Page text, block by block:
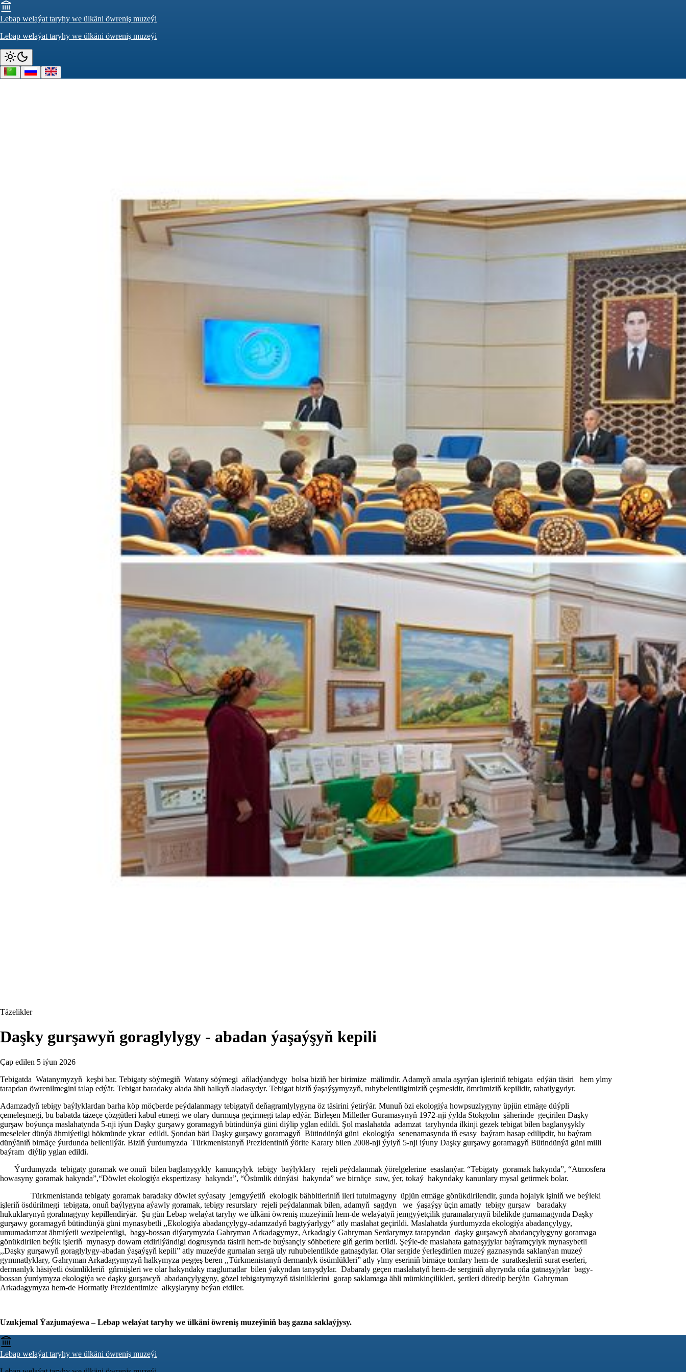
Lebap welaýat taryhy we ülkäni öwreniş muzeýi
Lebap welaýat taryhy we ülkäni öwreniş muzeýi
Täzelikler
Daşky gurşawyň goraglylygy - abadan ýaşaýşyň kepili
Çap edilen 5 iýun 2026
Tebigatda Watanymyzyň keşbi bar. Tebigaty söýmegiň Watany söýmegi aňladýandygy bolsa biziň her birimize mälimdir. Adamyň amala aşyrýan işleriniň tebigata edýän täsiri hem ylmy
tarapdan öwrenilmegini talap edýär. Tebigat baradaky alada ähli halkyň aladasydyr. Tebigat biziň ýaşaýşymyzyň, ruhybelentligimiziň çeşmesidir, ömrümiziň kepilidir, rahatlygydyr.
Adamzadyň tebigy baýlyklardan barha köp möçberde peýdalanmagy tebigatyň deňagramlylygyna öz täsirini ýetirýär. Munuň özi ekologiýa howpsuzlygyny üpjün etmäge düýpli
çemeleşmegi, bu babatda täzeçe çözgütleri kabul etmegi we olary durmuşa geçirmegi talap edýär. Birleşen Milletler Guramasynyň 1972-nji ýylda Stokgolm şäherinde geçirilen Daşky
gurşaw boýunça maslahatynda 5-nji iýun Daşky gurşawy goramagyň bütindünýä güni diýlip yglan edildi. Şol maslahatda adamzat taryhynda ilkinji gezek tebigat bilen baglanyşykly
meseleler dünýä ähmiýetligi hökmünde ykrar edildi. Şondan bäri Daşky gurşawy goramagyň Bütindünýä güni ekologiýa senenamasynda iň esasy baýram hasap edilipdir, bu baýram
dünýäniň birnäçe ýurdunda bellenilýär. Biziň ýurdumyzda Türkmenistanyň Prezidentiniň ýörite Karary bilen 2008-nji ýylyň 5-nji iýuny Daşky gurşawy goramagyň Bütindünýä güni milli
baýram diýlip yglan edildi.
Ýurdumyzda tebigaty goramak we onuň bilen baglanyşykly kanunçylyk tebigy baýlyklary rejeli peýdalanmak ýörelgelerine esaslanýar. “Tebigaty goramak hakynda”, “Atmosfera
howasyny goramak hakynda”,“Döwlet ekologiýa ekspertizasy hakynda”, “Ösümlik dünýäsi hakynda” we birnäçe suw, ýer, tokaý hakyndaky kanunlary mysal getirmek bolar.
Türkmenistanda tebigaty goramak baradaky döwlet syýasaty jemgyýetiň ekologik bähbitleriniň ileri tutulmagyny üpjün etmäge gönükdirilendir, şunda hojalyk işiniň we beýleki
işleriň ösdürilmegi tebigata, onuň baýlygyna aýawly goramak, tebigy resurslary rejeli peýdalanmak bilen, adamyň sagdyn we ýaşaýşy üçin amatly tebigy gurşaw baradaky
hukuklarynyň goralmagyny kepillendirýär. Şu gün Lebap welaýat taryhy we ülkäni öwreniş muzeýiniň hem-de welaýatyň jemgyýetçilik guramalarynyň bilelikde gurnamagynda Daşky
gurşawy goramagyň bütindünýä güni mynasybetli ,,Ekologiýa abadançylygy-adamzadyň bagtyýarlygy” atly maslahat geçirildi. Maslahatda ýurdumyzda ekologiýa abadançylygy,
umumadamzat ähmiýetli wezipelerdigi, bagy-bossan diýarymyzda Gahryman Arkadagymyz, Arkadagly Gahryman Serdarymyz tarapyndan daşky gurşawyň abadançylygyny goramaga
gönükdirilen beýik işleriň mynasyp dowam etdirilýändigi dogrusynda täsirli hem-de buýsançly söhbetlere giň gerim berildi. Şeýle-de maslahata gatnaşyjylar baýramçylyk mynasybetli
,,Daşky gurşawyň goraglylygy-abadan ýaşaýşyň kepili” atly muzeýde gurnalan sergä uly ruhubelentlikde gatnaşdylar. Olar sergide ýerleşdirilen muzeý gaznasynda saklanýan muzeý
gymmatlyklary, Gahryman Arkadagymyzyň halkymyza peşgeş beren ,,Türkmenistanyň dermanlyk ösümlükleri” atly ylmy eseriniň birnäçe tomlary hem-de suratkeşleriň surat eserleri,
dermanlyk häsiýetli ösümlikleriň gňrnüşleri we olar hakyndaky maglumatlar bilen ýakyndan tanyşdylar. Dabaraly geçen maslahatyň hem-de serginiň ahyrynda oňa gatnaşyjylar bagy-
bossan ýurdymyza ekologiýa we daşky gurşawyň abadançylygyny, gözel tebigatymyzyň täsinliklerini gorap saklamaga ähli mümkinçilikleri, şertleri döredip berýän Gahryman
Arkadagymyza hem-de Hormatly Prezidentimize alkyşlaryny beýan etdiler.
Uzukjemal Ýazjumaýewa – Lebap welaýat taryhy we ülkäni öwreniş muzeýiniň baş gazna saklaýjysy.
Lebap welaýat taryhy we ülkäni öwreniş muzeýi